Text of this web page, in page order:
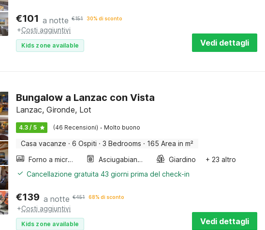
€101 a notte €151 30% di sconto
+Costi aggiuntivi
Kids zone available Vedi dettagli
Bungalow a Lanzac con Vista
Lanzac, Gironde, Lot
4.3 / 5 (46 Recensioni) · Molto buono
Casa vacanze · 6 Ospiti · 3 Bedrooms · 165 Area in m²
Forno a microonde combinato
Asciugabiancheria Giardino
+ 23 altro
Cancellazione gratuita 43 giorni prima del check-in
€139 a notte €451 68% di sconto
+Costi aggiuntivi
Kids zone available Vedi dettagli